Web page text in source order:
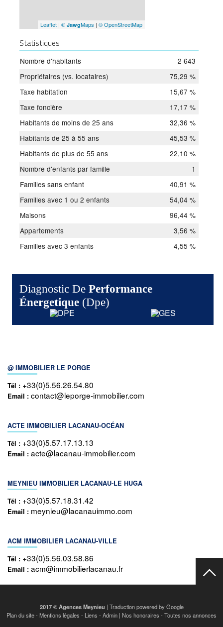
Leaflet| © JawgMaps | © OpenStreetMap
Statistiques
Nombre d'habitants
2 643
Propriétaires (vs. locataires)
75,29 %
Taxe habitation
15,67 %
Taxe foncière
17,17 %
Habitants de moins de 25 ans
32,36 %
Habitants de 25 à 55 ans
45,53 %
Habitants de plus de 55 ans
22,10 %
Nombre d'enfants par famille
1
Familles sans enfant
40,91 %
Familles avec 1 ou 2 enfants
54,04 %
Maisons
96,44 %
Appartements
3,56 %
Familles avec 3 enfants
4,55 %
Diagnostic De Performance
Énergetique (dpe)
@ IMMOBILIER LE PORGE
Tél : +33(0)5.56.26.54.80
Email : contact@leporge-immobilier.com
ACTE IMMOBILIER LACANAU-OCÉAN
Tél : +33(0)5.57.17.13.13
Email : acte@lacanau-immobilier.com
MEYNIEU IMMOBILIER LACANAU-LE HUGA
Tél : +33(0)5.57.18.31.42
Email : meynieu@lacanauimmo.com
ACM IMMOBILIER LACANAU-VILLE
Tél : +33(0)5.56.03.58.86
Email : acm@immobilierlacanau.fr
2017 © Agences Meynieu | Traduction powered by Google
Plan du site- Mentions légales - Liens - Admin | Nos honoraires - Toutes nos annonces